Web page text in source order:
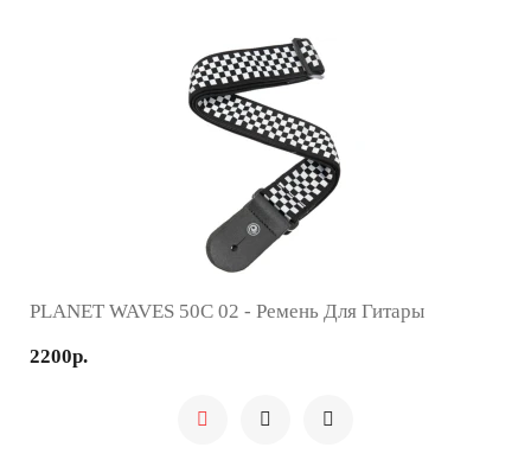
PLANET WAVES 50C 02 - Ремень Для Гитары
2200р.